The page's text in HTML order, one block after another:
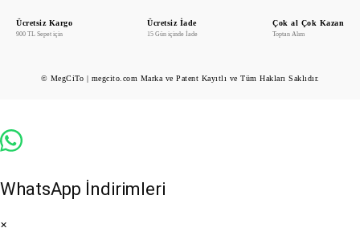
Ücretsiz Kargo
900 TL Sepet için
Ücretsiz İade
15 Gün içinde İade
Çok al Çok Kazan
Toptan Alım
© MegCiTo | megcito.com Marka ve Patent Kayıtlı ve Tüm Hakları Saklıdır.
WhatsApp İndirimleri
×